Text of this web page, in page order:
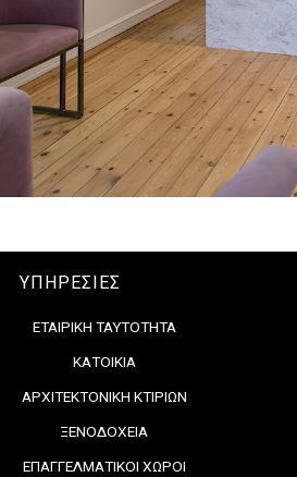
ΥΠΗΡΕΣΙΕΣ
ΕΤΑΙΡΙΚΗ ΤΑΥΤΟΤΗΤΑ
ΚΑΤΟΙΚΙΑ
ΑΡΧΙΤΕΚΤΟΝΙΚΗ ΚΤΙΡΙΩΝ
ΞΕΝΟΔΟΧΕΙΑ
ΕΠΑΓΓΕΛΜΑΤΙΚΟΙ ΧΩΡΟΙ